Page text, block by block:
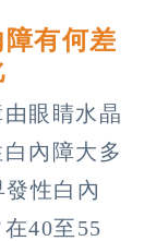
有何差
眼睛水晶
內障大多
性白內
40至55